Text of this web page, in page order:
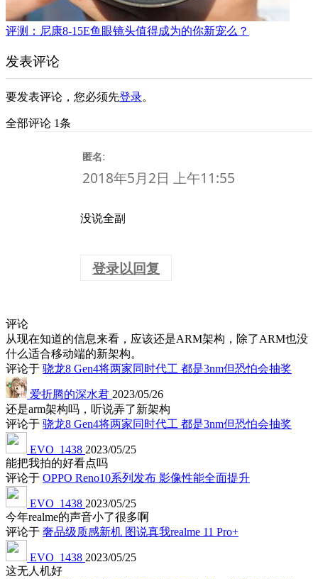
评测：尼康8-15E鱼眼镜头值得成为的你新宠么？
发表评论
要发表评论，您必须先登录。
全部评论 1条
匿名:
2018年5月2日 上午11:55
没说全副
登录以回复
评论
从现在知道的信息来看，应该还是ARM架构，除了ARM也没
什么适合移动端的新架构。
评论于 骁龙8 Gen4将两家同时代工 都是3nm但恐怕会抽奖
爱折腾的深水君 2023/05/26
还是arm架构吗，听说弄了新架构
评论于 骁龙8 Gen4将两家同时代工 都是3nm但恐怕会抽奖
EVO_1438 2023/05/25
能把我拍的好看点吗
评论于 OPPO Reno10系列发布 影像性能全面提升
EVO_1438 2023/05/25
今年realme的声音小了很多啊
评论于 奢品级质感新机 图说真我realme 11 Pro+
EVO_1438 2023/05/25
这无人机好